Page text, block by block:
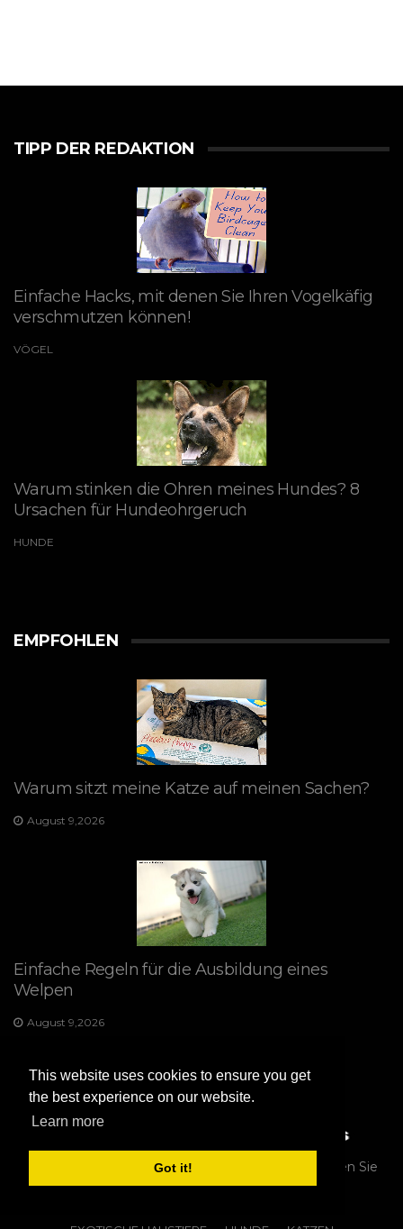
This website uses cookies to ensure you get
the best experience on our website.
Learn more
Got it!
TIPP DER REDAKTION
Einfache Hacks, mit denen Sie Ihren Vogelkäfig
verschmutzen können!
VÖGEL
Warum stinken die Ohren meines Hundes? 8
Ursachen für Hundeohrgeruch
HUNDE
EMPFOHLEN
Warum sitzt meine Katze auf meinen Sachen?
August 9,2026
Einfache Regeln für die Ausbildung eines
Welpen
August 9,2026
Copyright 2026 https://animalartists.net
So trainieren Sie
Ihren Hund zum Zähneputzen